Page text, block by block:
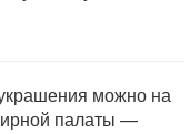
можно на
палаты —